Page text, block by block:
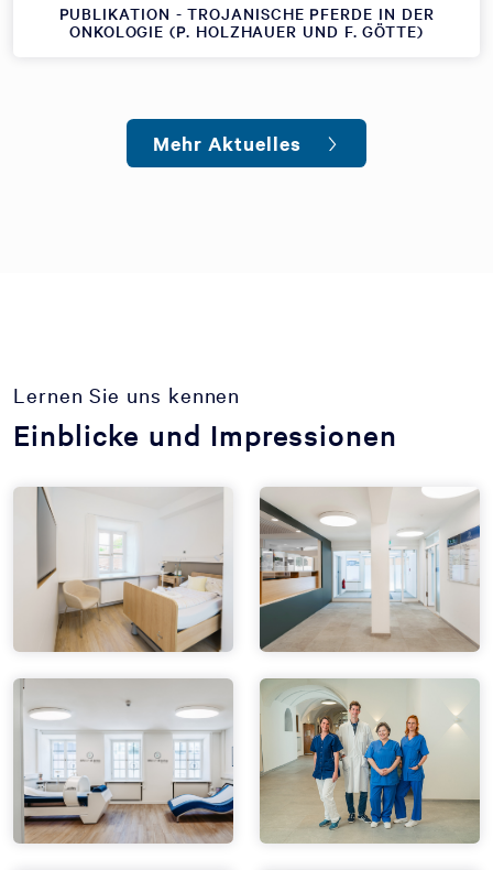
PUBLIKATION - TROJANISCHE PFERDE IN DER
ONKOLOGIE (P. HOLZHAUER UND F. GÖTTE)
Mehr Aktuelles
Lernen Sie uns kennen
Einblicke und Impressionen